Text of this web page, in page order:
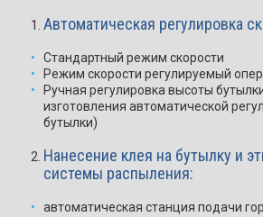
Автоматическая регулировка
Стандартный режим скорости
Режим скорости регулируемый
Ручная регулировка высоты
изготовления автоматической
бутылки)
Нанесение клея на бутылку и
системы распыления:
автоматическая станция подачи